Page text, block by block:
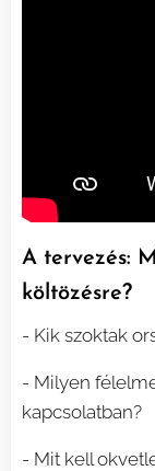
A tervezés:
költözésre?
- Kik szoktak
- Milyen
kapcsolatban?
- Mit kell